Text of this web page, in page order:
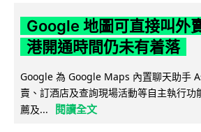
Google 地圖可直接叫
港開通時間仍未有着落
Google 為 Google Maps 內置聊天助手
賣、訂酒店及查詢現場活動等自主執行功
薦及...
閱讀全文